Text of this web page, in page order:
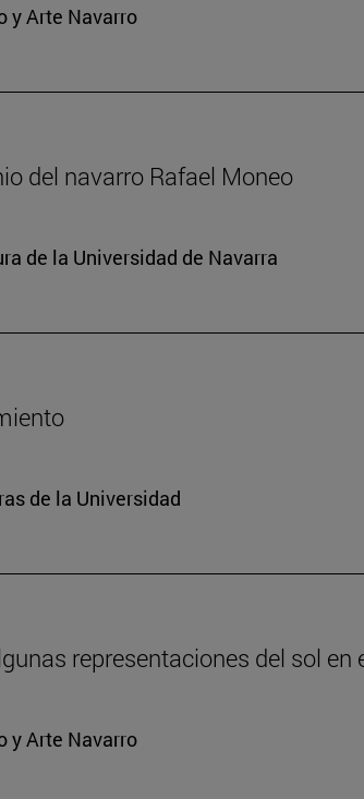
y Arte Navarro
del navarro Rafael Moneo
de la Universidad de Navarra
de la Universidad
representaciones del sol en
y Arte Navarro